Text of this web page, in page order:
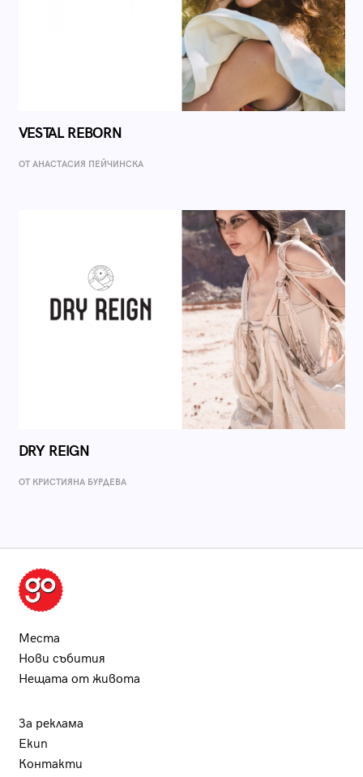
VESTAL REBORN
ОТ AНАСТАСИЯ ПЕЙЧИНСКА
DRY REIGN
ОТ КРИСТИЯНА БУРДЕВА
Места
Нови събития
Нещата от живота
За реклама
Екип
Контакти